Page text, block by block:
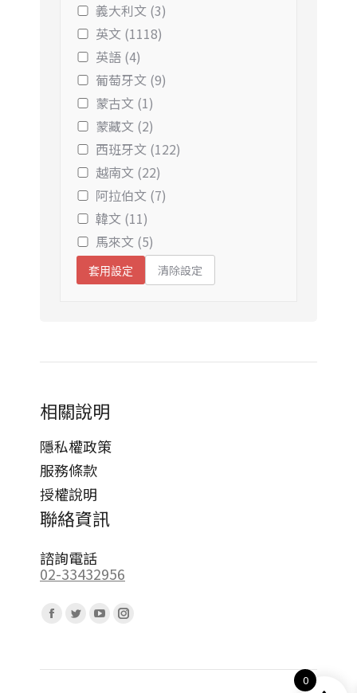
義大利文 (3)
英文 (1118)
英語 (4)
葡萄牙文 (9)
蒙古文 (1)
蒙藏文 (2)
西班牙文 (122)
越南文 (22)
阿拉伯文 (7)
韓文 (11)
馬來文 (5)
套用設定 清除設定
相關說明
隱私權政策
服務條款
授權說明
聯絡資訊
諮詢電話
02-33432956
Facebook
opens
Twitter
opens
YouTube
opens
Instagram
opens
0